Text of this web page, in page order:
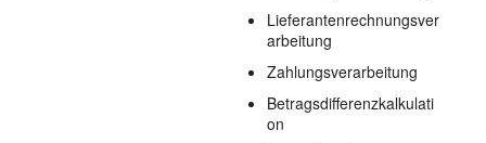
Lieferantenrechnungsver
arbeitung
Zahlungsverarbeitung
Betragsdifferenzkalkulati
on